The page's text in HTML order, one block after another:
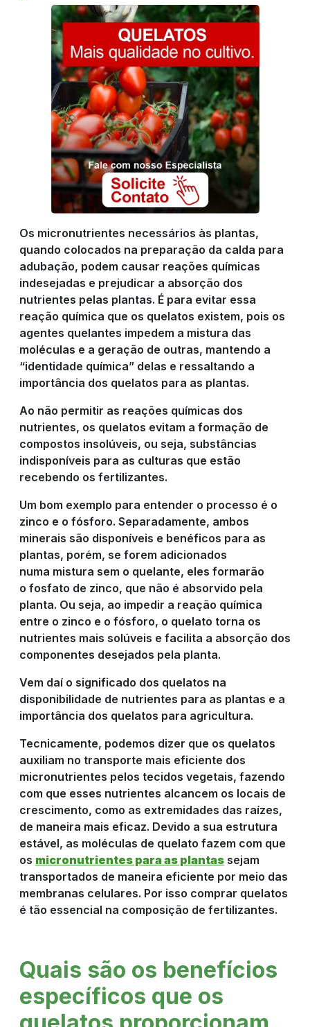
Os micronutrientes necessários às plantas,
quando colocados na preparação da calda para
adubação, podem causar reações químicas
indesejadas e prejudicar a absorção dos
nutrientes pelas plantas. É para evitar essa
reação química que os quelatos existem, pois os
agentes quelantes impedem a mistura das
moléculas e a geração de outras, mantendo a
“identidade química” delas e ressaltando a
importância dos quelatos para as plantas.
Ao não permitir as reações químicas dos
nutrientes, os quelatos evitam a formação de
compostos insolúveis, ou seja, substâncias
indisponíveis para as culturas que estão
recebendo os fertilizantes.
Um bom exemplo para entender o processo é o
zinco e o fósforo. Separadamente, ambos
minerais são disponíveis e benéficos para as
plantas, porém, se forem adicionados
numa mistura sem o quelante, eles formarão
o fosfato de zinco, que não é absorvido pela
planta. Ou seja, ao impedir a reação química
entre o zinco e o fósforo, o quelato torna os
nutrientes mais solúveis e facilita a absorção dos
componentes desejados pela planta.
Vem daí o significado dos quelatos na
disponibilidade de nutrientes para as plantas e a
importância dos quelatos para agricultura.
Tecnicamente, podemos dizer que os quelatos
auxiliam no transporte mais eficiente dos
micronutrientes pelos tecidos vegetais, fazendo
com que esses nutrientes alcancem os locais de
crescimento, como as extremidades das raízes,
de maneira mais eficaz. Devido a sua estrutura
estável, as moléculas de quelato fazem com que
os micronutrientes para as plantas sejam
transportados de maneira eficiente por meio das
membranas celulares. Por isso comprar quelatos
é tão essencial na composição de fertilizantes.
Quais são os benefícios
específicos que os